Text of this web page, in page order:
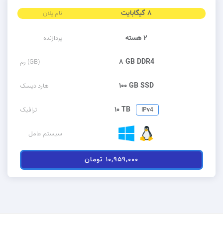
نام پلان ۸ گیگابایت
پردازنده ۲ هسته
رم (GB) ۸ GB DDR4
هارد دیسک ۱۰۰ GB SSD
ترافیک ۱۰ TB IPv4
سیستم عامل
۱۰,۹۵۹,۰۰۰ تومان